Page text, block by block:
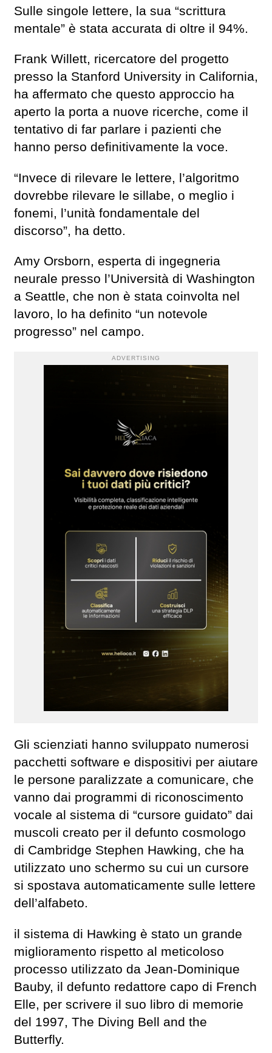
Sulle singole lettere, la sua “scrittura
mentale” è stata accurata di oltre il 94%.
Frank Willett, ricercatore del progetto
presso la Stanford University in California,
ha affermato che questo approccio ha
aperto la porta a nuove ricerche, come il
tentativo di far parlare i pazienti che
hanno perso definitivamente la voce.
“Invece di rilevare le lettere, l’algoritmo
dovrebbe rilevare le sillabe, o meglio i
fonemi, l’unità fondamentale del
discorso”, ha detto.
Amy Orsborn, esperta di ingegneria
neurale presso l’Università di Washington
a Seattle, che non è stata coinvolta nel
lavoro, lo ha definito “un notevole
progresso” nel campo.
ADVERTISING
Gli scienziati hanno sviluppato numerosi
pacchetti software e dispositivi per aiutare
le persone paralizzate a comunicare, che
vanno dai programmi di riconoscimento
vocale al sistema di “cursore guidato” dai
muscoli creato per il defunto cosmologo
di Cambridge Stephen Hawking, che ha
utilizzato uno schermo su cui un cursore
si spostava automaticamente sulle lettere
dell’alfabeto.
il sistema di Hawking è stato un grande
miglioramento rispetto al meticoloso
processo utilizzato da Jean-Dominique
Bauby, il defunto redattore capo di French
Elle, per scrivere il suo libro di memorie
del 1997, The Diving Bell and the
Butterfly.